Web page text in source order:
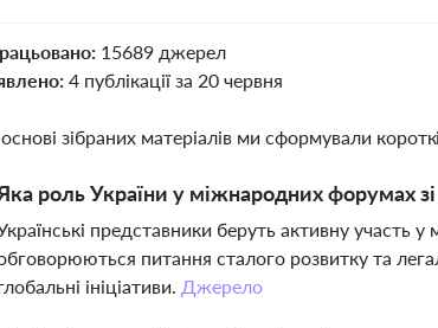
15689 джерел
4 публікації за 20 червня
зібраних матеріалів ми сформували
роль України у міжнародних форумах зі
представники беруть активну участь
питання сталого розвитку та
ініціативи. Джерело